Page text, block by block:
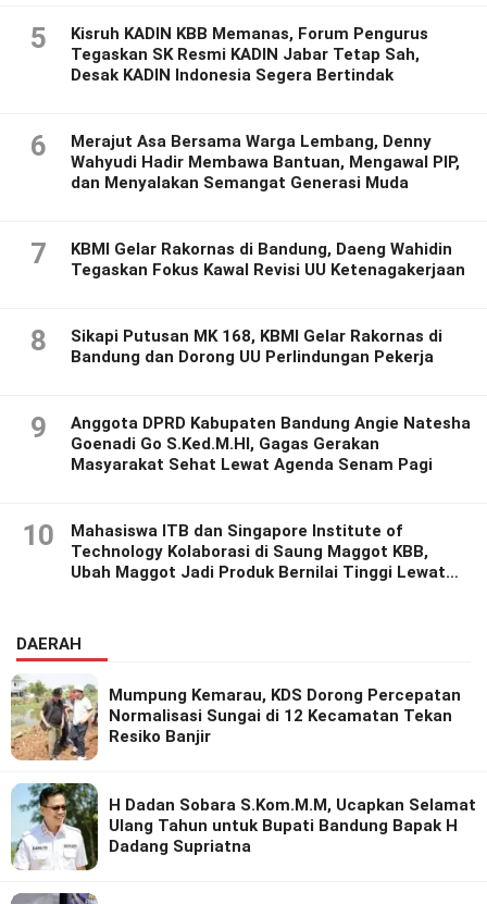
5
Kisruh KADIN KBB Memanas, Forum Pengurus
Tegaskan SK Resmi KADIN Jabar Tetap Sah,
Desak KADIN Indonesia Segera Bertindak
6
Merajut Asa Bersama Warga Lembang, Denny
Wahyudi Hadir Membawa Bantuan, Mengawal PIP,
dan Menyalakan Semangat Generasi Muda
7
KBMI Gelar Rakornas di Bandung, Daeng Wahidin
Tegaskan Fokus Kawal Revisi UU Ketenagakerjaan
8
Sikapi Putusan MK 168, KBMI Gelar Rakornas di
Bandung dan Dorong UU Perlindungan Pekerja
9
Anggota DPRD Kabupaten Bandung Angie Natesha
Goenadi Go S.Ked.M.HI, Gagas Gerakan
Masyarakat Sehat Lewat Agenda Senam Pagi
10
Mahasiswa ITB dan Singapore Institute of
Technology Kolaborasi di Saung Maggot KBB,
Ubah Maggot Jadi Produk Bernilai Tinggi Lewat
DAERAH
Mumpung Kemarau, KDS Dorong Percepatan
Normalisasi Sungai di 12 Kecamatan Tekan
Resiko Banjir
H Dadan Sobara S.Kom.M.M, Ucapkan Selamat
Ulang Tahun untuk Bupati Bandung Bapak H
Dadang Supriatna